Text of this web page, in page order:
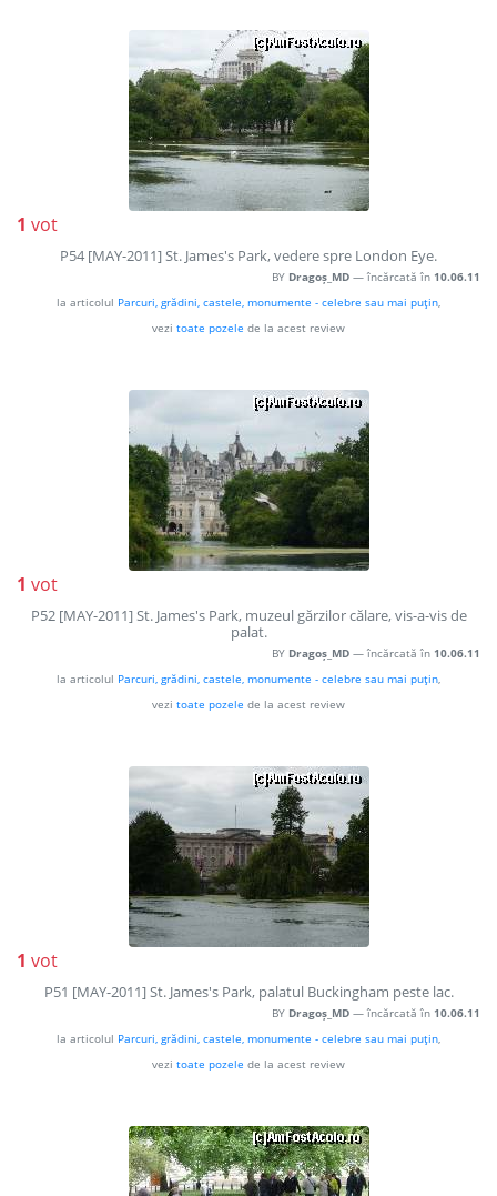
1 vot
P54 [MAY-2011] St. James's Park, vedere spre London Eye.
BY Dragoș_MD — încărcată în 10.06.11
la articolul Parcuri, grădini, castele, monumente - celebre sau mai puţin,
vezi toate pozele de la acest review
1 vot
P52 [MAY-2011] St. James's Park, muzeul gărzilor călare, vis-a-vis de
palat.
BY Dragoș_MD — încărcată în 10.06.11
la articolul Parcuri, grădini, castele, monumente - celebre sau mai puţin,
vezi toate pozele de la acest review
1 vot
P51 [MAY-2011] St. James's Park, palatul Buckingham peste lac.
BY Dragoș_MD — încărcată în 10.06.11
la articolul Parcuri, grădini, castele, monumente - celebre sau mai puţin,
vezi toate pozele de la acest review